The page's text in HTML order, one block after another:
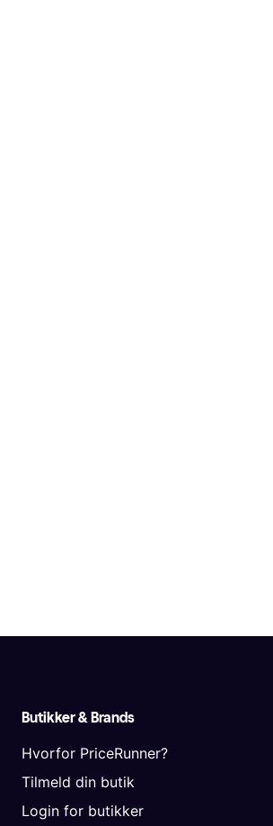
Butikker & Brands
Hvorfor PriceRunner?
Tilmeld din butik
Login for butikker